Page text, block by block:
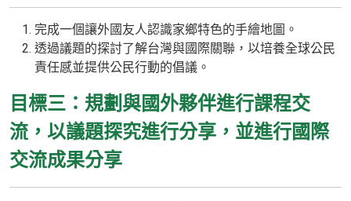
完成一個讓外國友人認識家鄉特色的手繪地圖。
透過議題的探討了解台灣與國際關聯，以培養全球公民
責任感並提供公民行動的倡議。
目標三：規劃與國外夥伴進行課程交
流，以議題探究進行分享，並進行國際
交流成果分享